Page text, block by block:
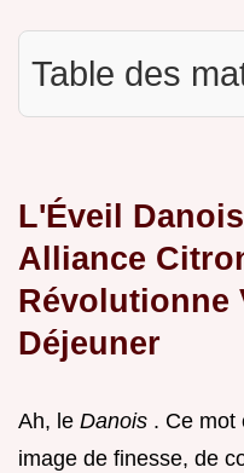
Table des
L'Éveil
Alliance
Révolutionne
Déjeuner
Ah, le Danois . Ce mot
image de finesse, de